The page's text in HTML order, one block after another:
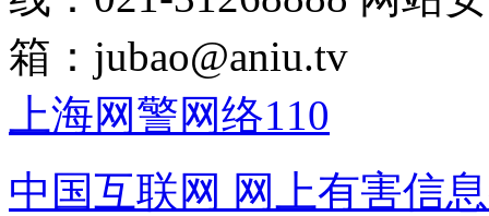
箱： jubao@aniu.tv
上海网警网络110
中国互联网 网上有害信